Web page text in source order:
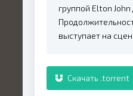
группой Elton
выступает на
Скачать .torrent